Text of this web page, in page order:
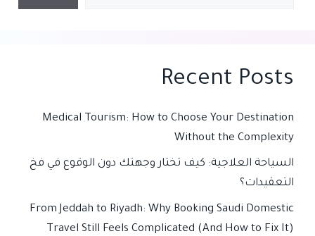
Recent Posts
Medical Tourism: How to Choose Your Destination
Without the Complexity
السياحة العلاجية: كيف تختار وجهتك دون الوقوع في فخ
التعقيدات؟
From Jeddah to Riyadh: Why Booking Saudi Domestic
Travel Still Feels Complicated (And How to Fix It)